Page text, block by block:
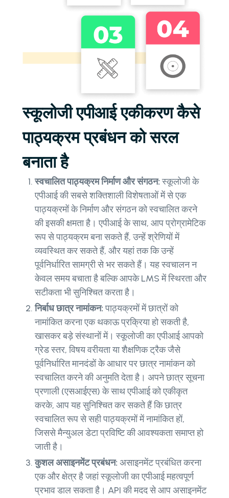
स्कूलोजी एपीआई एकीकरण कैसे
पाठ्यक्रम प्रबंधन को सरल
बनाता है
स्वचालित पाठ्यक्रम निर्माण और संगठन:स्कूलोजी के
एपीआई की सबसे शक्तिशाली विशेषताओं में से एक
पाठ्यक्रमों के निर्माण और संगठन को स्वचालित करने
की इसकी क्षमता है। एपीआई के साथ, आप प्रोग्रामेटिक
रूप से पाठ्यक्रम बना सकते हैं, उन्हें श्रेणियों में
व्यवस्थित कर सकते हैं, और यहां तक ​​कि उन्हें
पूर्वनिर्धारित सामग्री से भर सकते हैं। यह स्वचालन न
केवल समय बचाता है बल्कि आपके LMS में स्थिरता और
सटीकता भी सुनिश्चित करता है।
निर्बाध छात्र नामांकन:पाठ्यक्रमों में छात्रों को
नामांकित करना एक थकाऊ प्रक्रिया हो सकती है,
खासकर बड़े संस्थानों में। स्कूलोजी का एपीआई आपको
ग्रेड स्तर, विषय वरीयता या शैक्षणिक ट्रैक जैसे
पूर्वनिर्धारित मानदंडों के आधार पर छात्र नामांकन को
स्वचालित करने की अनुमति देता है। अपने छात्र सूचना
प्रणाली (एसआईएस) के साथ एपीआई को एकीकृत
करके, आप यह सुनिश्चित कर सकते हैं कि छात्र
स्वचालित रूप से सही पाठ्यक्रमों में नामांकित हों,
जिससे मैन्युअल डेटा प्रविष्टि की आवश्यकता समाप्त हो
जाती है।
कुशल असाइनमेंट प्रबंधन: असाइनमेंट प्रबंधित करना
एक और क्षेत्र है जहां स्कूलोजी का एपीआई महत्वपूर्ण
प्रभाव डाल सकता है। API की मदद से आप असाइनमेंट